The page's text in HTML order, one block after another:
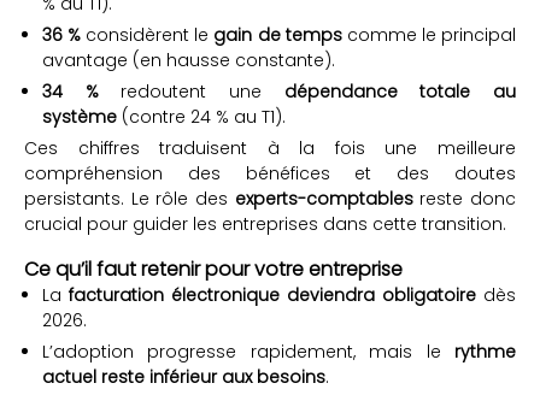
36 % considèrent le gain de tempscomme le principal
avantage (en hausse constante).
34 %redoutent une dépendance totale au
système (contre 24 % au T1).
Ces chiffres traduisent à la fois une meilleure
compréhension des bénéfices et des doutes
persistants. Le rôle des experts-comptablesreste donc
crucial pour guider les entreprises dans cette transition.
Ce qu’il faut retenir pour votre entreprise
La facturation électronique deviendra obligatoire dès
2026.
L’adoption progresse rapidement, mais le rythme
actuel reste inférieur aux besoins.